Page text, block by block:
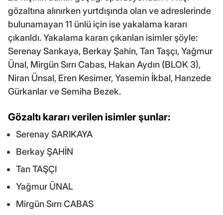
gözaltına alınırken yurtdışında olan ve adreslerinde
bulunamayan 11 ünlü için ise yakalama kararı
çıkarıldı. Yakalama kararı çıkarılan isimler şöyle:
Serenay Sarıkaya, Berkay Şahin, Tan Taşçı, Yağmur
Ünal, Mirgün Sırrı Cabas, Hakan Aydın (BLOK 3),
Niran Ünsal, Eren Kesimer, Yasemin İkbal, Hanzede
Gürkanlar ve Semiha Bezek.
Gözaltı kararı verilen isimler şunlar:
Serenay SARIKAYA
Berkay ŞAHİN
Tan TAŞÇI
Yağmur ÜNAL
Mirgün Sırrı CABAS